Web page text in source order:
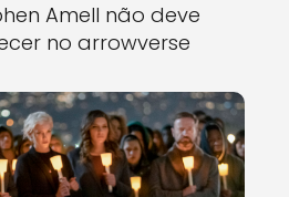
Amell não deve
no arrowverse